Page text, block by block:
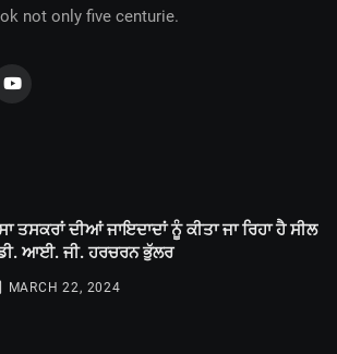
not only five centurie.
ਤਸਕਰਾਂ ਦੀਆਂ ਜਾਇਦਾਦਾਂ ਨੂੰ ਕੀਤਾ ਜਾ ਰਿਹਾ ਹੈ ਸੀਲ
ਆਈ. ਜੀ. ਹਰਚਰਨ ਭੁੱਲਰ
MARCH 22, 2024